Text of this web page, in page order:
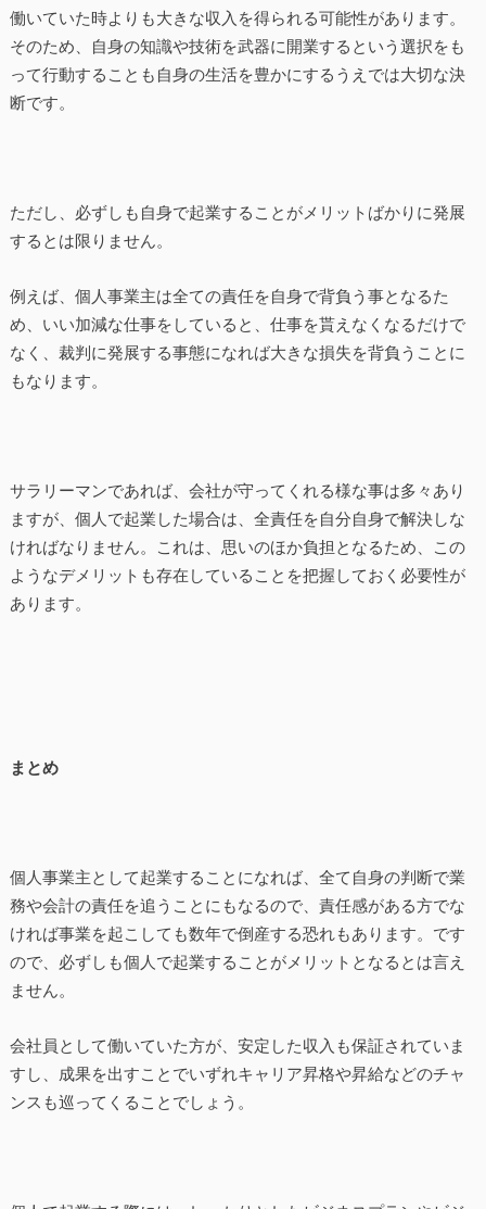
働いていた時よりも大きな収入を得られる可能性があります。
そのため、自身の知識や技術を武器に開業するという選択をも
って行動することも自身の生活を豊かにするうえでは大切な決
断です。
ただし、必ずしも自身で起業することがメリットばかりに発展
するとは限りません。
例えば、個人事業主は全ての責任を自身で背負う事となるた
め、いい加減な仕事をしていると、仕事を貰えなくなるだけで
なく、裁判に発展する事態になれば大きな損失を背負うことに
もなります。
サラリーマンであれば、会社が守ってくれる様な事は多々あり
ますが、個人で起業した場合は、全責任を自分自身で解決しな
ければなりません。これは、思いのほか負担となるため、この
ようなデメリットも存在していることを把握しておく必要性が
あります。
まとめ
個人事業主として起業することになれば、全て自身の判断で業
務や会計の責任を追うことにもなるので、責任感がある方でな
ければ事業を起こしても数年で倒産する恐れもあります。です
ので、必ずしも個人で起業することがメリットとなるとは言え
ません。
会社員として働いていた方が、安定した収入も保証されていま
すし、成果を出すことでいずれキャリア昇格や昇給などのチャ
ンスも巡ってくることでしょう。